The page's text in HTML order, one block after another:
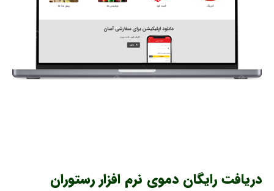
دریافت رایگان دموی نرم افزار رستوران